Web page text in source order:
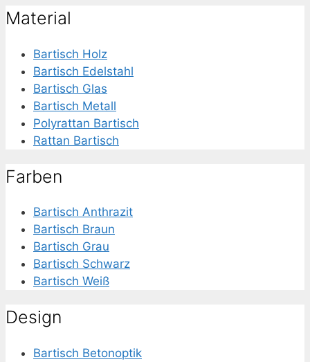
Material
Bartisch Holz
Bartisch Edelstahl
Bartisch Glas
Bartisch Metall
Polyrattan Bartisch
Rattan Bartisch
Farben
Bartisch Anthrazit
Bartisch Braun
Bartisch Grau
Bartisch Schwarz
Bartisch Weiß
Design
Bartisch Betonoptik